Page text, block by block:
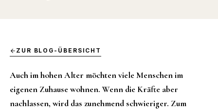
ZUR BLOG-ÜBERSICHT
Auch im hohen Alter möchten viele Menschen im
eigenen Zuhause wohnen. Wenn die Kräfte aber
nachlassen, wird das zunehmend schwieriger. Zum